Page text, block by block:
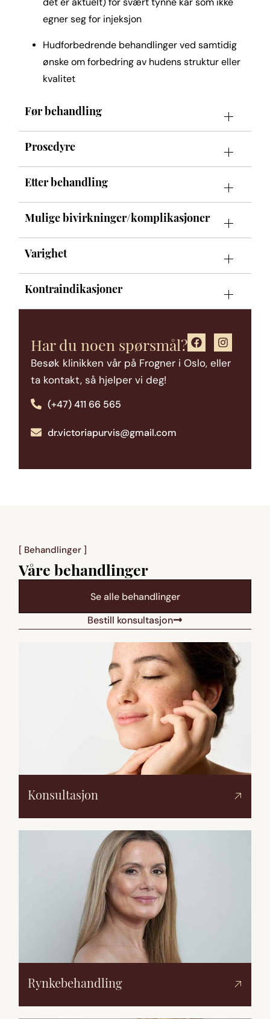
det er aktuelt) for svært tynne kar som ikke
egner seg for injeksjon
Hudforbedrende behandlinger ved samtidig
ønske om forbedring av hudens struktur eller
kvalitet
Før behandling
Prosedyre
Etter behandling
Mulige bivirkninger/komplikasjoner
Varighet
Kontraindikasjoner
Har du noen spørsmål?
Besøk klinikken vår på Frogner i Oslo, eller
ta kontakt, så hjelper vi deg!
(+47) 411 66 565
dr.victoriapurvis@gmail.com
[ Behandlinger ]
Våre behandlinger
Se alle behandlinger
Bestill konsultasjon
Konsultasjon
Rynkebehandling